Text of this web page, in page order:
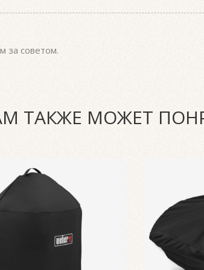
перчатки и фартук. Более подробно
«Контакты». Пожалуйста, обратитесь
за советом.
ТАКЖЕ МОЖЕТ